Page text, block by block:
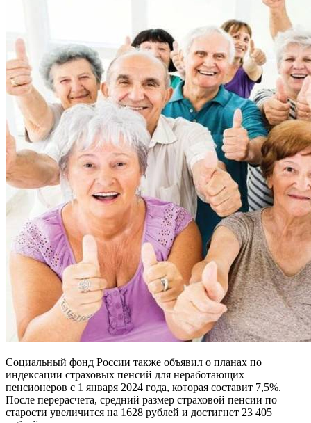
Социальный фонд России также объявил о планах по
индексации страховых пенсий для неработающих
пенсионеров с 1 января 2024 года, которая составит 7,5%.
После перерасчета, средний размер страховой пенсии по
старости увеличится на 1628 рублей и достигнет 23 405